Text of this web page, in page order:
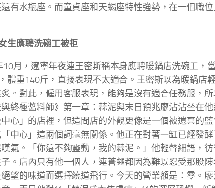
有水瓶座。而童貞座和天蝎座特性強勢，在一個職位
生應聘洗碗工被拒
10月，遼寧年夜連王密斯稱本身應聘暖鍋店洗碗工，
體重140斤，直接表現不太適合。王密斯以為暖鍋店
。對此，僱用客服表現，能夠是沒有適合任務服，所
與終極醬料師》第一章：蒜泥與末日預兆廖沾沾坐在
中心」的店裡，但這間店的外觀更像是一個被遺棄的
「中心」這兩個詞毫無關係。他正在對著一缸已經發
氣。「你還不夠靈動，我的蒜泥。」他輕聲細語，
。店內只有他一個人，連蒼蠅都因為難以忍受那股
望的味道而選擇繞道飛行。今天的營業額是：零。